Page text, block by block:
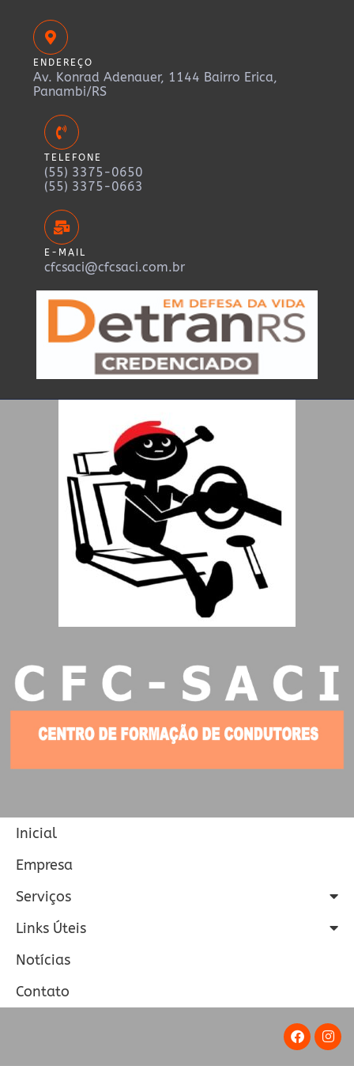
ENDEREÇO
Av. Konrad Adenauer, 1144 Bairro Erica,
Panambi/RS
TELEFONE
(55) 3375-0650
(55) 3375-0663
E-MAIL
cfcsaci@cfcsaci.com.br
Inicial
Empresa
Serviços
Links Úteis
Notícias
Contato